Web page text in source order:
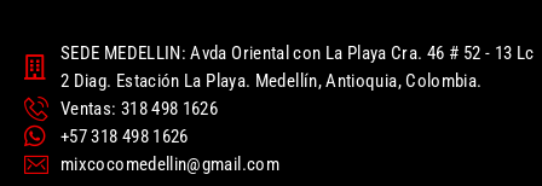
SEDE MEDELLIN: Avda Oriental con La Playa Cra. 46 # 52 - 13 Lc
2 Diag. Estación La Playa. Medellín, Antioquia, Colombia.
Ventas: 318 498 1626
+57 318 498 1626
mixcocomedellin@gmail.com